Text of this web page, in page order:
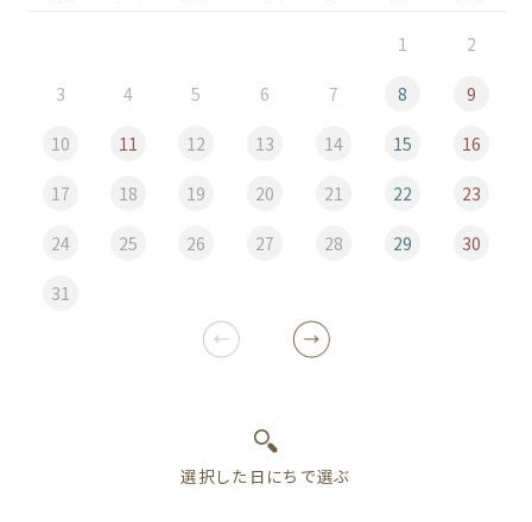
1 2
3 4 5 6 7 8 9
10 11 12 13 14 15 16
17 18 19 20 21 22 23
24 25 26 27 28 29 30
31